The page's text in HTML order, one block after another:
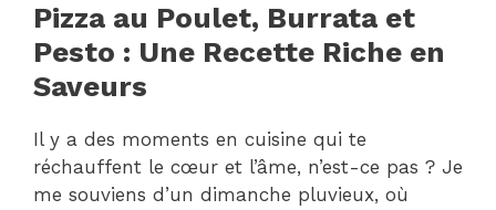
Pizza au Poulet, Burrata et
Pesto : Une Recette Riche en
Saveurs
Il y a des moments en cuisine qui te
réchauffent le cœur et l’âme, n’est-ce pas ? Je
me souviens d’un dimanche pluvieux, où